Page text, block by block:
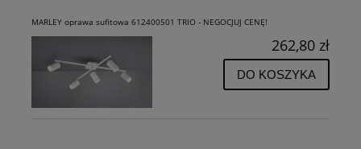
MARLEY oprawa sufitowa 612400501 TRIO - NEGOCJUJ CENĘ!
262,80 zł
DO KOSZYKA